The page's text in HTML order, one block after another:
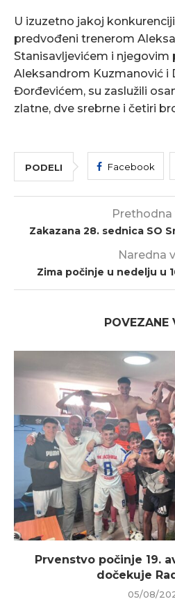
U izuzetno jakoj
predvođeni trenerom
Stanisavljevićem i njegovim
Aleksandrom Kuzmanović i
Đorđevićem, su zaslužili
zlatne, dve srebrne i četiri
PODELI Facebook
Zakazana 28. sednica SO
Naredna
Zima počinje u nedelju u
POVEZANE
Prvenstvo počinje 19.
dočekuje
05/08/